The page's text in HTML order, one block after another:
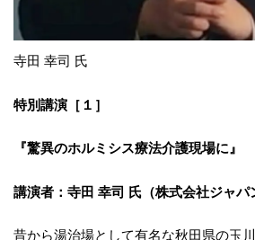
寺田 幸司 氏
特別講演［１］
『驚異のホルミシス療法介護現場に』
講演者：寺田 幸司 氏（株式会社ジャパ
昔から湯治場として有名な秋田県の玉